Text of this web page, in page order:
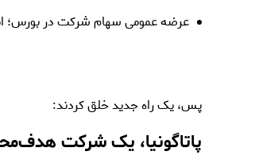
عرضه عمومی سهام شرکت در بورس؛
پس، یک راه جدید خلق کردند:
پاتاگونیا، یک شرکت